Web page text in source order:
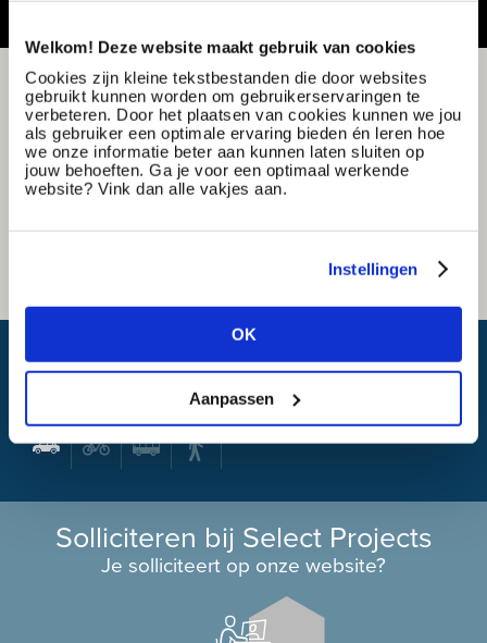
Welkom! Deze website maakt gebruik van cookies
Cookies zijn kleine tekstbestanden die door websites
gebruikt kunnen worden om gebruikerservaringen te
verbeteren. Door het plaatsen van cookies kunnen we jou
als gebruiker een optimale ervaring bieden én leren hoe
we onze informatie beter aan kunnen laten sluiten op
jouw behoeften. Ga je voor een optimaal werkende
website? Vink dan alle vakjes aan.
Instellingen
OK
Aanpassen
Wat is mijn reistijd?
Solliciteren bij Select Projects
Je solliciteert op onze website?